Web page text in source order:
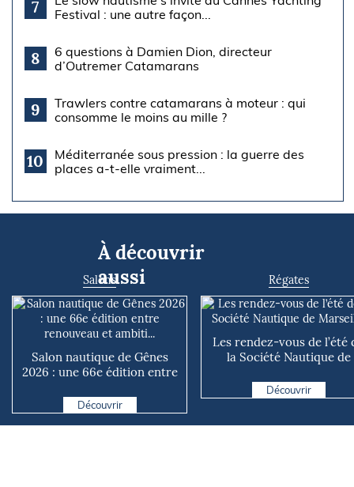
7
Festival : une autre façon...
8
6 questions à Damien Dion, directeur
d’Outremer Catamarans
9
Trawlers contre catamarans à moteur : qui
consomme le moins au mille ?
10
Méditerranée sous pression : la guerre des
places a-t-elle vraiment...
À découvrir
aussi
Salons
Salon nautique de Gênes
2026 : une 66e édition entre
Découvrir
Régates
Les rendez-vous de l’été
la Société Nautique de
Découvrir